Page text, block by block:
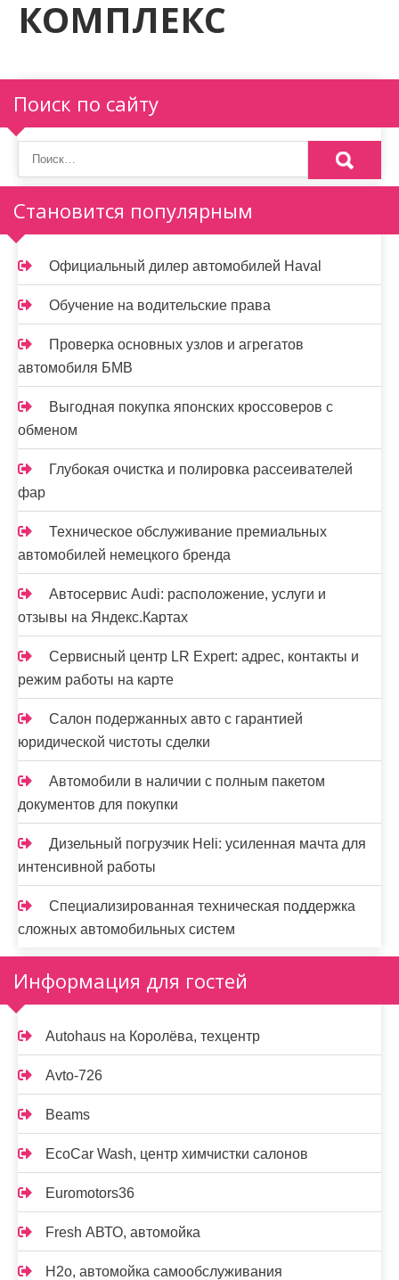
КОМПЛЕКС
Поиск по сайту
Становится популярным
Официальный дилер автомобилей Haval
Обучение на водительские права
Проверка основных узлов и агрегатов
автомобиля БМВ
Выгодная покупка японских кроссоверов с
обменом
Глубокая очистка и полировка рассеивателей
фар
Техническое обслуживание премиальных
автомобилей немецкого бренда
Автосервис Audi: расположение, услуги и
отзывы на Яндекс.Картах
Сервисный центр LR Expert: адрес, контакты и
режим работы на карте
Салон подержанных авто с гарантией
юридической чистоты сделки
Автомобили в наличии с полным пакетом
документов для покупки
Дизельный погрузчик Heli: усиленная мачта для
интенсивной работы
Специализированная техническая поддержка
сложных автомобильных систем
Информация для гостей
Autohaus на Королёва, техцентр
Avto-726
Beams
EcoCar Wash, центр химчистки салонов
Euromotors36
Fresh АВТО, автомойка
H2o, автомойка самообслуживания